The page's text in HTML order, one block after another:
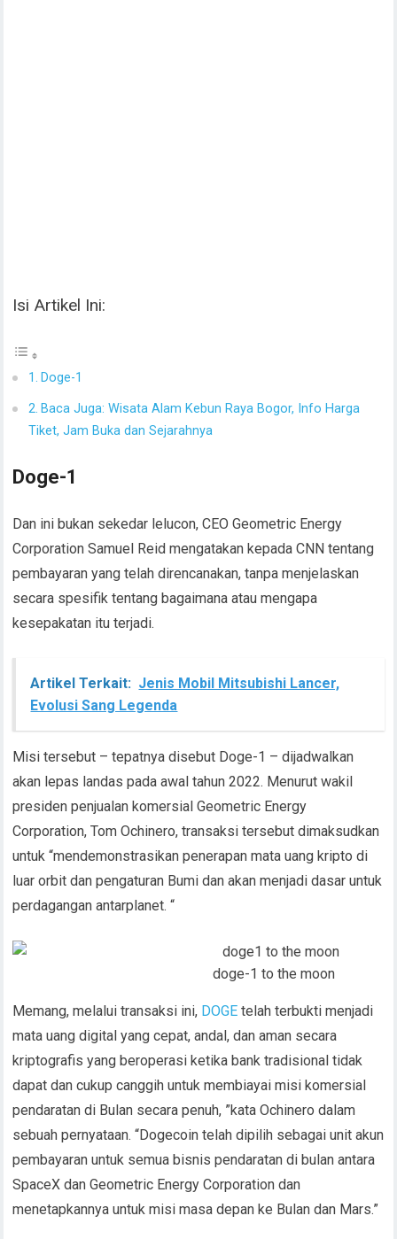
Isi Artikel Ini:
Doge-1
Baca Juga: Wisata Alam Kebun Raya Bogor, Info Harga
Tiket, Jam Buka dan Sejarahnya
Doge-1
Dan ini bukan sekedar lelucon, CEO Geometric Energy
Corporation Samuel Reid mengatakan kepada CNN tentang
pembayaran yang telah direncanakan, tanpa menjelaskan
secara spesifik tentang bagaimana atau mengapa
kesepakatan itu terjadi.
Artikel Terkait: Jenis Mobil Mitsubishi Lancer,
Evolusi Sang Legenda
Misi tersebut – tepatnya disebut Doge-1 – dijadwalkan
akan lepas landas pada awal tahun 2022. Menurut wakil
presiden penjualan komersial Geometric Energy
Corporation, Tom Ochinero, transaksi tersebut dimaksudkan
untuk “mendemonstrasikan penerapan mata uang kripto di
luar orbit dan pengaturan Bumi dan akan menjadi dasar untuk
perdagangan antarplanet. “
doge-1 to the moon
Memang, melalui transaksi ini, DOGEtelah terbukti menjadi
mata uang digital yang cepat, andal, dan aman secara
kriptografis yang beroperasi ketika bank tradisional tidak
dapat dan cukup canggih untuk membiayai misi komersial
pendaratan di Bulan secara penuh, ”kata Ochinero dalam
sebuah pernyataan. “Dogecoin telah dipilih sebagai unit akun
pembayaran untuk semua bisnis pendaratan di bulan antara
SpaceX dan Geometric Energy Corporation dan
menetapkannya untuk misi masa depan ke Bulan dan Mars.”